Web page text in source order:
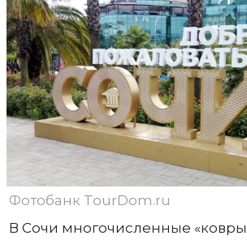
Фотобанк TourDom.ru
В Сочи многочисленные